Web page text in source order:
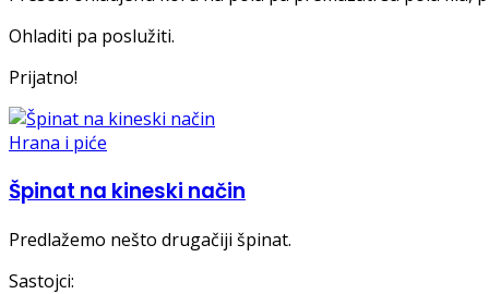
Ohladiti pa poslužiti.
Prijatno!
Hrana i piće
Špinat na kineski način
Predlažemo nešto drugačiji špinat.
Sastojci: